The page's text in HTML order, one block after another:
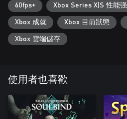
完美像素：
體驗主城中的完美像素藝術，美麗的
著欣賞風景，這個人類的遺跡早已被遺
在於其中生根。
每次碰上古神都會帶來獨特的挑戰……
力來解鎖各種獨特的天賦與技能，準
定你的風格。
60fps+ Xbox Series X|S 性能
Xbox 成就 Xbox 目前狀態
Xbox 雲端儲存
使用者也喜歡